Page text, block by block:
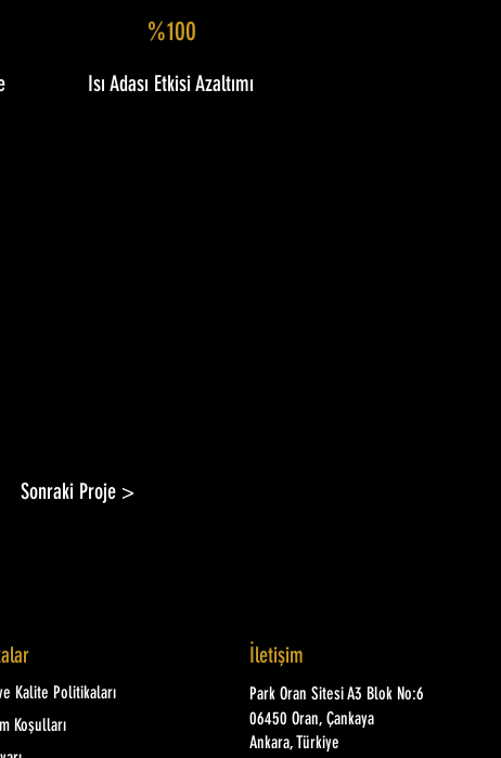
%100
Isı Adası Etkisi Azaltımı
Sonraki Proje >
Kalite Politikaları
Koşulları
İletişim
Park Oran Sitesi A3 Blok No:6
06450 Oran, Çankaya
Ankara, Türkiye